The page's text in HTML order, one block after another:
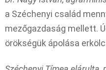
a Széchenyi család
mezőgazdaság mellett.
örökségük ápolása